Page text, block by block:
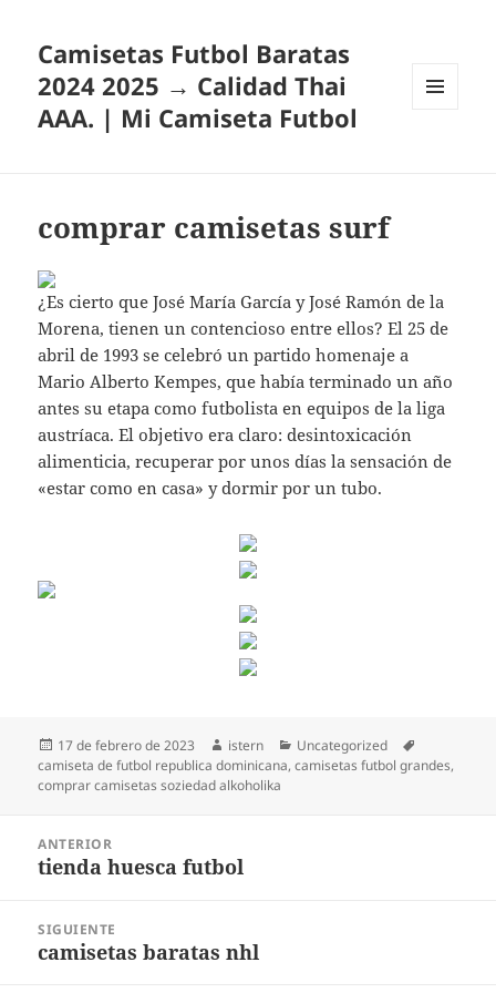
Camisetas Futbol Baratas
2024 2025 → Calidad Thai
AAA. | Mi Camiseta Futbol
comprar camisetas surf
¿Es cierto que José María García y José Ramón de la
Morena, tienen un contencioso entre ellos? El 25 de
abril de 1993 se celebró un partido homenaje a
Mario Alberto Kempes, que había terminado un año
antes su etapa como futbolista en equipos de la liga
austríaca. El objetivo era claro: desintoxicación
alimenticia, recuperar por unos días la sensación de
«estar como en casa» y dormir por un tubo.
Publicado
el
17 de febrero de 2023 Autor
istern Categorías
Uncategorized
camiseta de futbol republica dominicana,camisetas futbol grandes,
comprar camisetas soziedad alkoholika
entradas
ANTERIOR
Entrada
tienda huesca futbol
SIGUIENTE
Entrada
camisetas baratas nhl